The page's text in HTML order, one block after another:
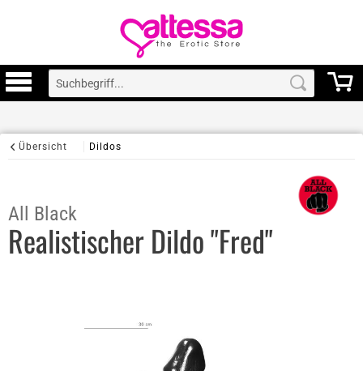
Übersicht Dildos
All Black
Realistischer Dildo "Fred"